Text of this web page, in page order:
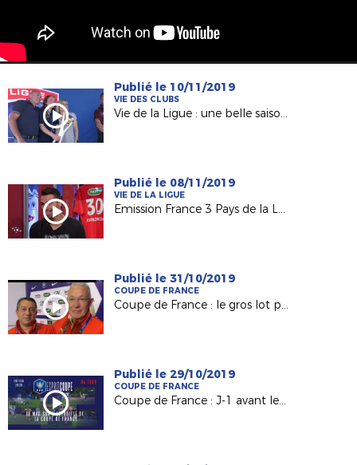
Publié le 10/11/2019
VIE DES CLUBS
Vie de la Ligue : une belle saison 2018-2019 !
Publié le 08/11/2019
VIE DE LA LIGUE
Emission France 3 Pays de la Loire "USB Foot" #40
Publié le 31/10/2019
COUPE DE FRANCE
Coupe de France : le gros lot pour Mûrs-Erigné (R2)
Publié le 29/10/2019
COUPE DE FRANCE
Coupe de France : J-1 avant le tirage du 7e tour !